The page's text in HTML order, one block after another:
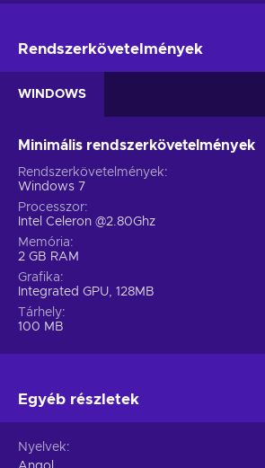
Rendszerkövetelmények
WINDOWS
Minimális rendszerkövetelmények
Rendszerkövetelmények
Windows 7
Processzor
Intel Celeron @2.80Ghz
Memória
2 GB RAM
Grafika
Integrated GPU, 128MB
Tárhely
100 MB
Egyéb részletek
Nyelvek